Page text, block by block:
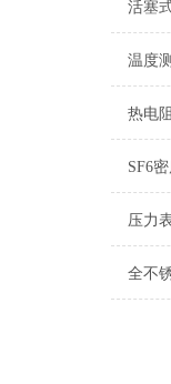
温度
热电
SF6
压力
全不